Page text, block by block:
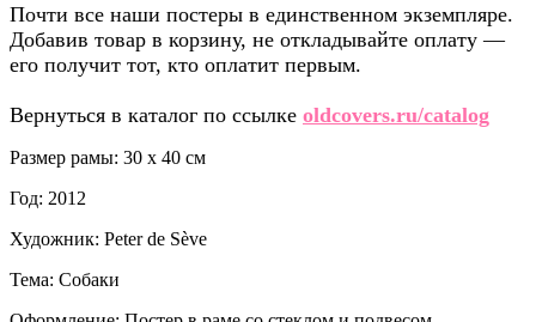
Почти все наши постеры в единственном экземпляре.
Добавив товар в корзину, не откладывайте оплату —
его получит тот, кто оплатит первым.
Вернуться в каталог по ссылке oldcovers.ru/catalog
Размер рамы: 30 x 40 см
Год: 2012
Художник: Peter de Sève
Тема: Собаки